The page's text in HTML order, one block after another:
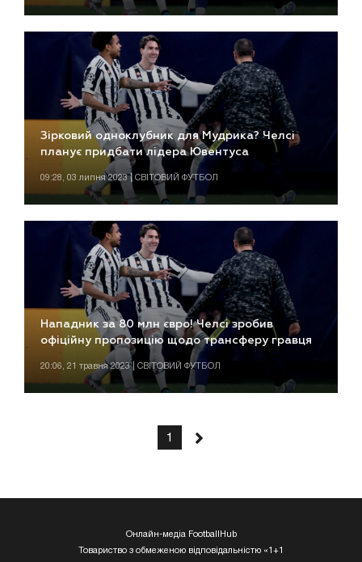
Зірковий одноклубник для Мудрика? Челсі
планує придбати лідера Ювентуса
09:28, 03 липня 2023 | СВІТОВИЙ ФУТБОЛ
Нападник за 80 млн євро! Челсі зробив
офіційну пропозицію щодо трансферу гравця
20:06, 21 травня 2023 | СВІТОВИЙ ФУТБОЛ
1
Онлайн-медіа FootballHub
Товариство з обмеженою відповідальністю «1+1